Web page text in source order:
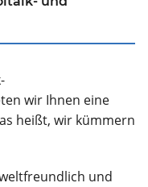
wir Ihnen eine
heißt, wir kümmern
und